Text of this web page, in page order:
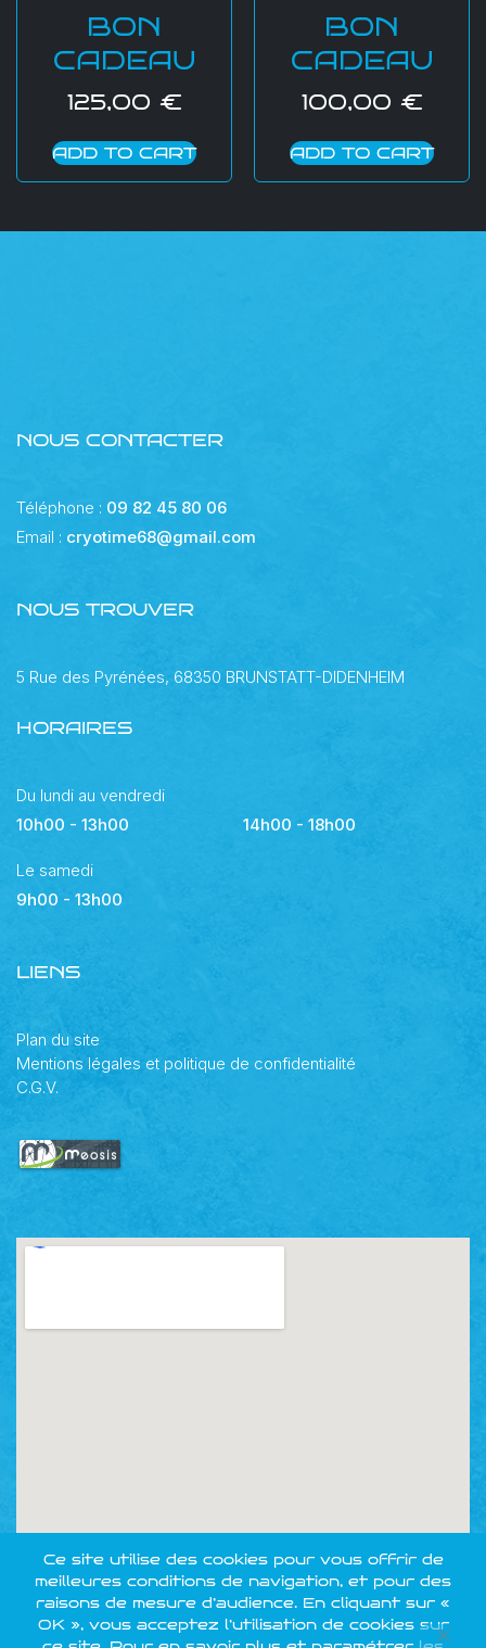
BON
CADEAU
125,00 €
ADD TO CART
BON
CADEAU
100,00 €
ADD TO CART
NOUS CONTACTER
Téléphone : 09 82 45 80 06
Email : cryotime68@gmail.com
NOUS TROUVER
5 Rue des Pyrénées, 68350 BRUNSTATT-DIDENHEIM
HORAIRES
Du lundi au vendredi
10h00 - 13h00
14h00 - 18h00
Le samedi
9h00 - 13h00
LIENS
Plan du site
Mentions légales et politique de confidentialité
C.G.V.
Ce site utilise des cookies pour vous offrir de
meilleures conditions de navigation, et pour des
raisons de mesure d’audience. En cliquant sur «
OK », vous acceptez l’utilisation de cookies sur